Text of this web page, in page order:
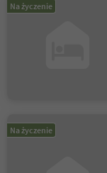
Na życzenie
Na życzenie